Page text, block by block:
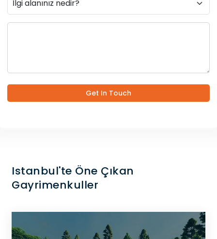
Get In Touch
Istanbul'te Öne Çıkan
Gayrimenkuller